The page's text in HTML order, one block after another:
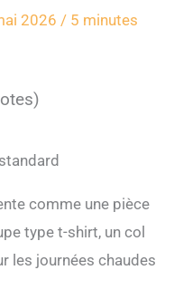
2026 / 5 minutes
comme une pièce
type t-shirt, un col
les journées chaudes